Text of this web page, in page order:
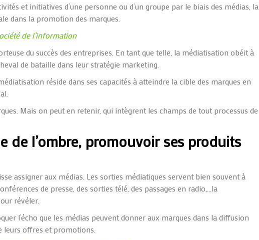
et initiatives d’une personne ou d’un groupe par le biais des médias, la
dans la promotion des marques.
de l’information
du succès des entreprises. En tant que telle, la médiatisation obéit à
de bataille dans leur stratégie marketing.
réside dans ses capacités à atteindre la cible des marques en
Mais on peut en retenir, qui intègrent les champs de tout processus de
de l’ombre, promouvoir ses produits
assigner aux médias. Les sorties médiatiques servent bien souvent à
de presse, des sorties télé, des passages en radio,…la
révéler.
l’écho que les médias peuvent donner aux marques dans la diffusion
leurs offres et promotions.